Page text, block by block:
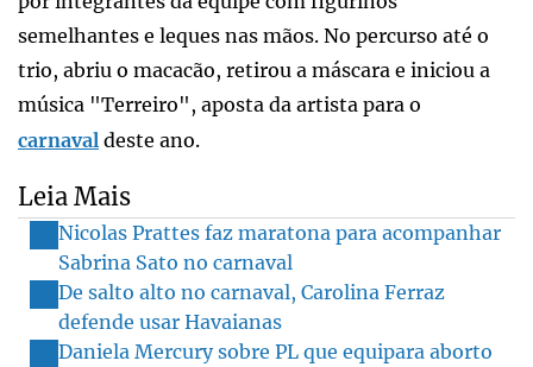
semelhantes e leques nas mãos. No percurso até o
trio, abriu o macacão, retirou a máscara e iniciou a
música "Terreiro", aposta da artista para o
carnaval deste ano.
Leia Mais
Nicolas Prattes faz maratona para acompanhar
Sabrina Sato no carnaval
De salto alto no carnaval, Carolina Ferraz
defende usar Havaianas
Daniela Mercury sobre PL que equipara aborto